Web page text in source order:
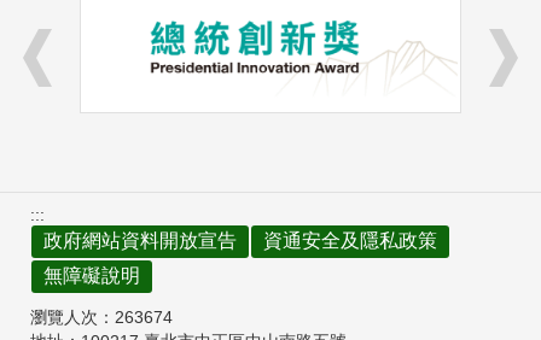
:::
政府網站資料開放宣告
資通安全及隱私政策
無障礙說明
瀏覽人次： 263674